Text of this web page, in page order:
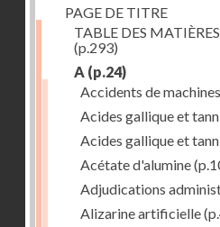
PAGE DE TITRE
TABLE DES
(p.293)
A (p.24)
Accidents de machines
Acides gallique et
Acides gallique et
Acétate d'alumine
Adjudications
Alizarine artificielle